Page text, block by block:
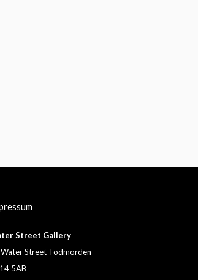
Street Gallery
Street Todmorden
5AB